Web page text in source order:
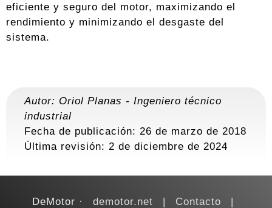
eficiente y seguro del motor, maximizando el
rendimiento y minimizando el desgaste del
sistema.
Autor: Oriol Planas - Ingeniero técnico
industrial
Fecha de publicación: 26 de marzo de 2018
Última revisión: 2 de diciembre de 2024
DeMotor demotor.net Contacto